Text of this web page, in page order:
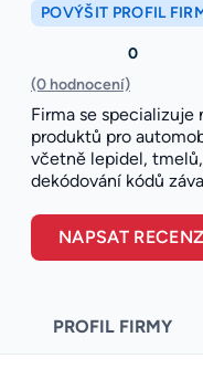
POVÝŠIT PROFIL
0
(0 hodnocení)
Firma se specializuje
produktů pro
včetně lepidel,
dekódování kódů
NAPSAT
PROFIL FIRMY